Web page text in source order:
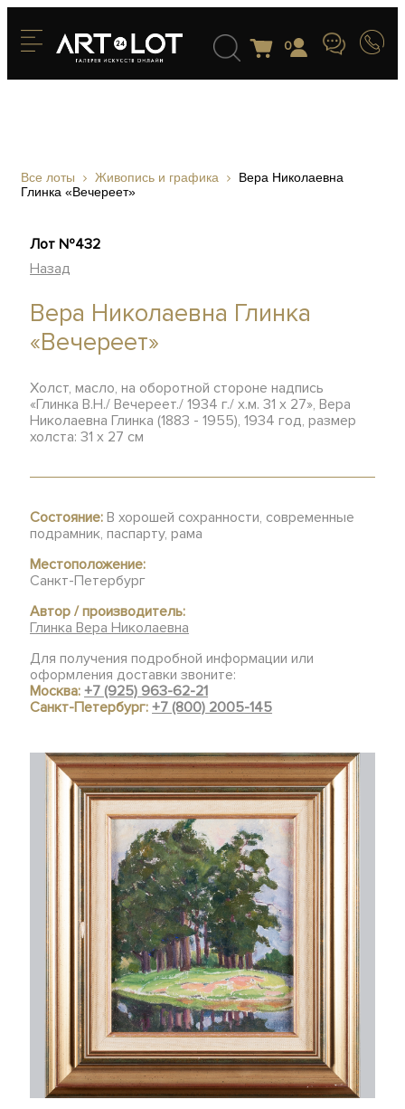
0
Все лоты Живопись и графика
Вера Николаевна
Глинка «Вечереет»
Лот №432
Назад
Вера Николаевна Глинка
«Вечереет»
Холст, масло, на оборотной стороне надпись
«Глинка В.Н./ Вечереет./ 1934 г./ х.м. 31 х 27», Вера
Николаевна Глинка (1883 - 1955), 1934 год, размер
холста: 31 х 27 см
Состояние: В хорошей сохранности, современные
подрамник, паспарту, рама
Местоположение:
Санкт-Петербург
Автор / производитель:
Глинка Вера Николаевна
Для получения подробной информации или
оформления доставки звоните:
Москва:+7 (925) 963-62-21
Санкт-Петербург:+7 (800) 2005-145